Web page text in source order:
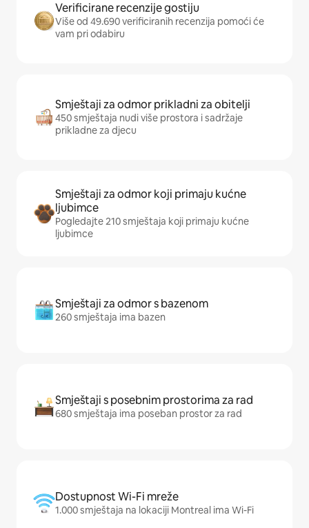
Verificirane recenzije gostiju
Više od 49.690 verificiranih recenzija pomoći će
vam pri odabiru
Smještaji za odmor prikladni za obitelji
450 smještaja nudi više prostora i sadržaje
prikladne za djecu
Smještaji za odmor koji primaju kućne
ljubimce
Pogledajte 210 smještaja koji primaju kućne
ljubimce
Smještaji za odmor s bazenom
260 smještaja ima bazen
Smještaji s posebnim prostorima za rad
680 smještaja ima poseban prostor za rad
Dostupnost Wi-Fi mreže
1.000 smještaja na lokaciji Montreal ima Wi-Fi